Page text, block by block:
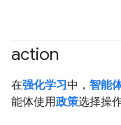
action
在强化学习中， 智能
能体使用政策选择操作